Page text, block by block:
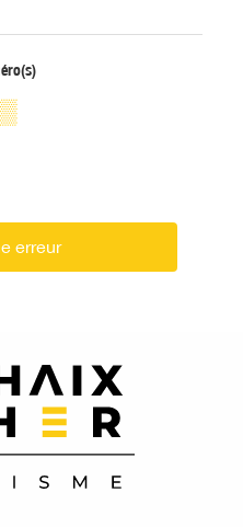
erreur